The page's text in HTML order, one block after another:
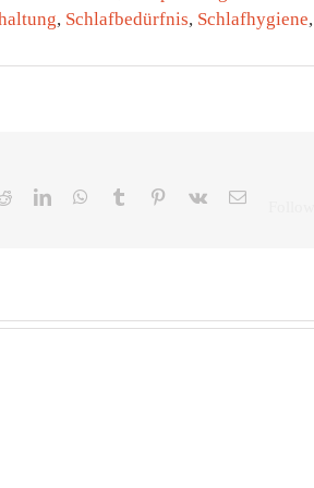
, Schlafbedürfnis, Schlafhygiene,
RedditLinkedInWhatsApp
Tumblr Pinterest
Vk
E-
Eine